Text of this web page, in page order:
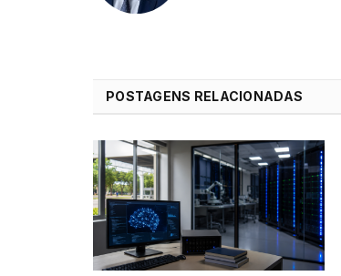
POSTAGENS RELACIONADAS